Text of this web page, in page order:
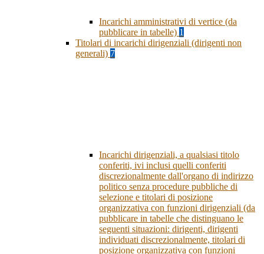
Incarichi amministrativi di vertice (da
pubblicare in tabelle) 1
Titolari di incarichi dirigenziali (dirigenti non
generali) 7
Incarichi dirigenziali, a qualsiasi titolo
conferiti, ivi inclusi quelli conferiti
discrezionalmente dall'organo di indirizzo
politico senza procedure pubbliche di
selezione e titolari di posizione
organizzativa con funzioni dirigenziali (da
pubblicare in tabelle che distinguano le
seguenti situazioni: dirigenti, dirigenti
individuati discrezionalmente, titolari di
posizione organizzativa con funzioni